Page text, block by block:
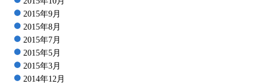
2015年9月
2015年8月
2015年7月
2015年5月
2015年3月
2014年12月